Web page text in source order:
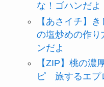
な！ゴハンだよ
【あさイチ】
の塩炒めの作
ンだよ
【ZIP】桃の濃
ピ 旅するエプ